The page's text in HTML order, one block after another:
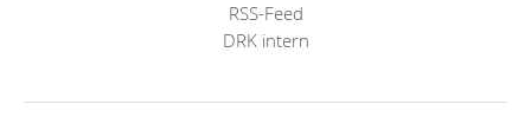
RSS-Feed
DRK intern